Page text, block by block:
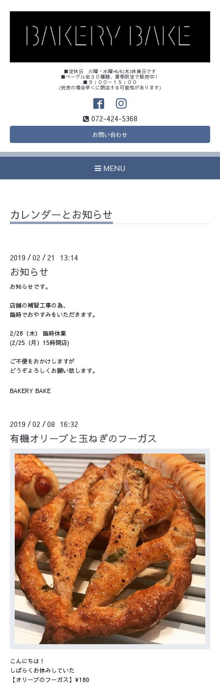
■定休日 火曜・水曜+8/6(木)休業日です
■ベーグル全３０種類、夏季限定で販売中！
■９：００～１５：００
(完売の場合早くに閉店する可能性があります)
072-424-5368
お問い合わせ
MENU
カレンダーとお知らせ
2019 /02 / 21 13:14
お知らせ
お知らせです。
店舗の補習工事の為、
臨時でおやすみをいただきます。
2/28（木） 臨時休業
(2/25（月）15時閉店)
ご不便をおかけしますが
どうぞよろしくお願い致します。
BAKERY BAKE
2019 /02 /08 16:32
有機オリーブと玉ねぎのフーガス
こんにちは！
しばらくお休みしていた
【オリーブのフーガス】¥180